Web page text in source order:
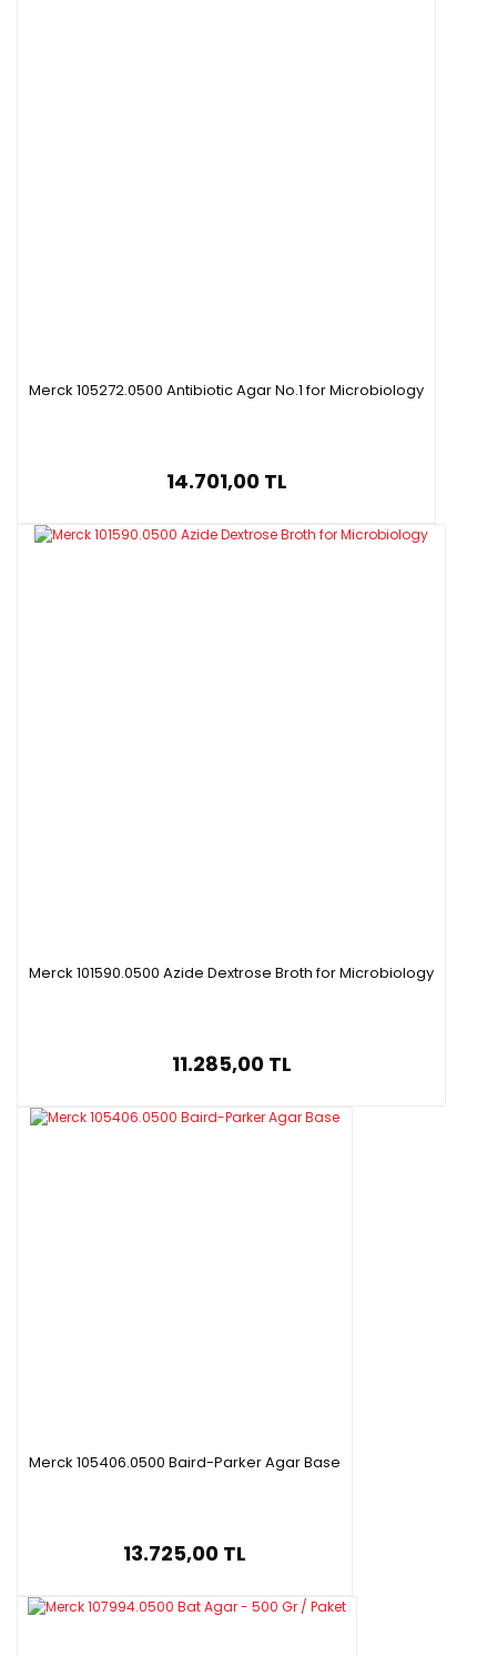
Merck 105272.0500 Antibiotic Agar No.1 for Microbiology
14.701,00 TL
Merck 101590.0500 Azide Dextrose Broth for Microbiology
11.285,00 TL
Merck 105406.0500 Baird-Parker Agar Base
13.725,00 TL